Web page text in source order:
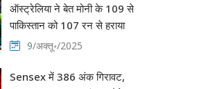
ऑस्ट्रेलिया ने बेत मोनी के 109 से
पाकिस्तान को 107 रन से हराया
9/अक्तू॰/2025
Sensex में 386 अंक गिरावट,